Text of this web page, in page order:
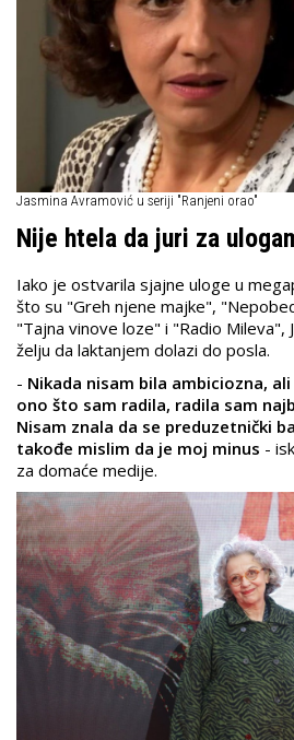
Jasmina Avramović u seriji "Ranjeni orao"
Nije htela da juri za
Iako je ostvarila sjajne uloge u
što su "Greh njene majke",
"Tajna vinove loze" i "Radio Mileva",
želju da laktanjem dolazi do posla.
- Nikada nisam bila ambiciozna,
ono što sam radila, radila sam
Nisam znala da se preduzetnički
takođe mislim da je moj minus -
za domaće medije.